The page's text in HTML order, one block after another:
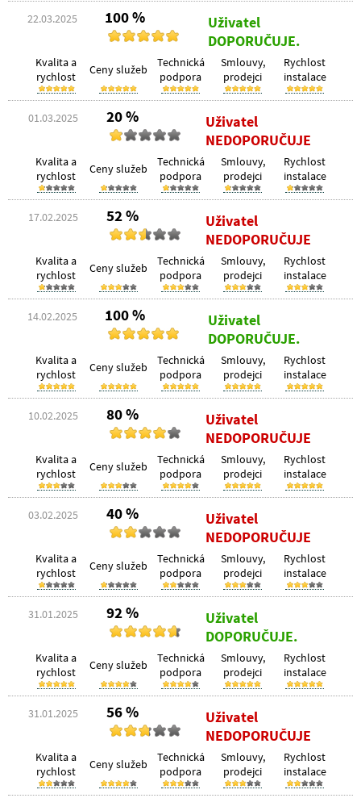
22.03.2025 100 %
Uživatel
DOPORUČUJE.
Kvalita a
rychlost
Ceny služeb
Technická
podpora
Smlouvy,
prodejci
Rychlost
instalace
01.03.2025 20 %
Uživatel
NEDOPORUČUJE
Kvalita a
rychlost
Ceny služeb
Technická
podpora
Smlouvy,
prodejci
Rychlost
instalace
17.02.2025 52 %
Uživatel
NEDOPORUČUJE
Kvalita a
rychlost
Ceny služeb
Technická
podpora
Smlouvy,
prodejci
Rychlost
instalace
14.02.2025 100 %
Uživatel
DOPORUČUJE.
Kvalita a
rychlost
Ceny služeb
Technická
podpora
Smlouvy,
prodejci
Rychlost
instalace
10.02.2025 80 %
Uživatel
NEDOPORUČUJE
Kvalita a
rychlost
Ceny služeb
Technická
podpora
Smlouvy,
prodejci
Rychlost
instalace
03.02.2025 40 %
Uživatel
NEDOPORUČUJE
Kvalita a
rychlost
Ceny služeb
Technická
podpora
Smlouvy,
prodejci
Rychlost
instalace
31.01.2025 92 %
Uživatel
DOPORUČUJE.
Kvalita a
rychlost
Ceny služeb
Technická
podpora
Smlouvy,
prodejci
Rychlost
instalace
31.01.2025 56 %
Uživatel
NEDOPORUČUJE
Kvalita a
rychlost
Ceny služeb
Technická
podpora
Smlouvy,
prodejci
Rychlost
instalace